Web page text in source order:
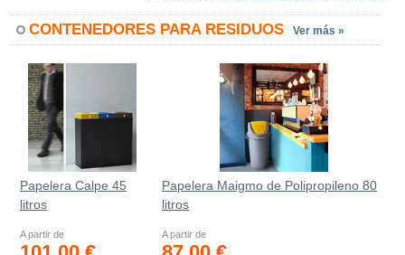
CONTENEDORES PARA RESIDUOS Ver más »
Papelera Calpe 45
litros
A partir de
Papelera Maigmo de Polipropileno 80
litros
A partir de